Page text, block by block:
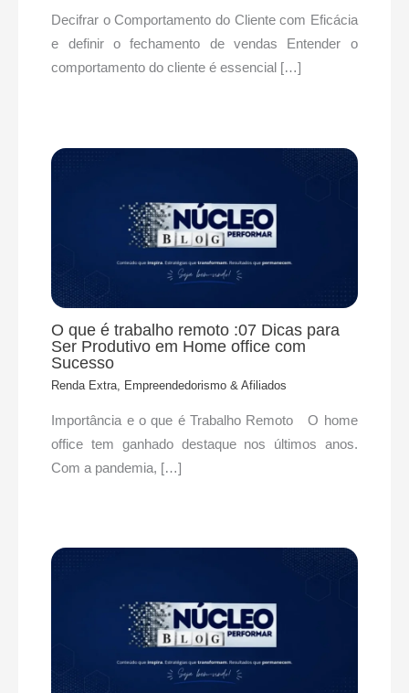
Decifrar o Comportamento do Cliente com Eficácia
e definir o fechamento de vendas Entender o
comportamento do cliente é essencial […]
O que é trabalho remoto :07 Dicas para
Ser Produtivo em Home office com
Sucesso
Renda Extra, Empreendedorismo & Afiliados
Importância e o que é Trabalho Remoto O home
office tem ganhado destaque nos últimos anos.
Com a pandemia, […]